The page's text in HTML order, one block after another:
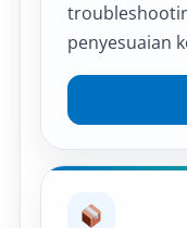
penyesuaian